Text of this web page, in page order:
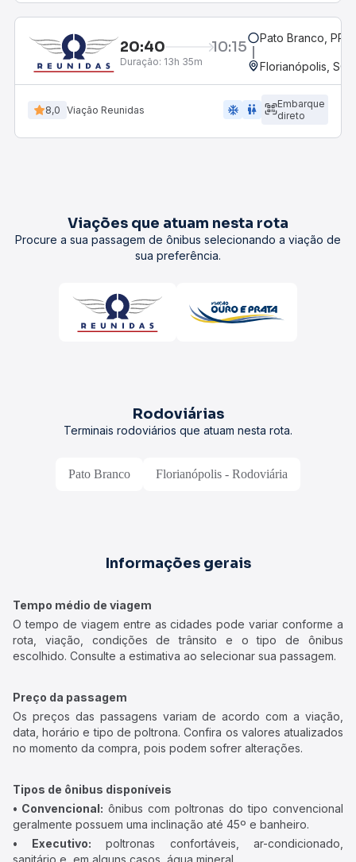
20:40 10:15
Duração: 13h 35m
Pato Branco, PR
Florianópolis, SC
8,0 Viação Reunidas ac_unit wc
Embarque
direto
Viações que atuam nesta rota
Procure a sua passagem de ônibus selecionando a viação de
sua preferência.
Rodoviárias
Terminais rodoviários que atuam nesta rota.
Pato Branco Florianópolis - Rodoviária
Informações gerais
Tempo médio de viagem
O tempo de viagem entre as cidades pode variar conforme a
rota, viação, condições de trânsito e o tipo de ônibus
escolhido. Consulte a estimativa ao selecionar sua passagem.
Preço da passagem
Os preços das passagens variam de acordo com a viação,
data, horário e tipo de poltrona. Confira os valores atualizados
no momento da compra, pois podem sofrer alterações.
Tipos de ônibus disponíveis
• Convencional: ônibus com poltronas do tipo convencional
geralmente possuem uma inclinação até 45º e banheiro.
• Executivo: poltronas confortáveis, ar-condicionado,
sanitário e, em alguns casos, água mineral.